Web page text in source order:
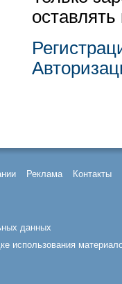
Реклама Контакты
данных
использования